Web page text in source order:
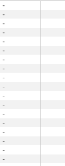
-
-
-
-
-
-
-
-
-
-
-
-
-
-
-
-
-
-